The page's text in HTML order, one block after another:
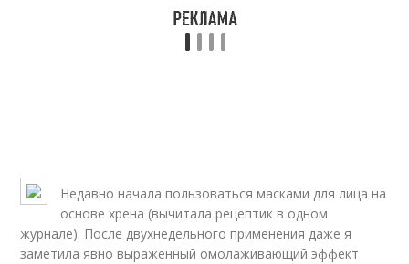
Недавно начала пользоваться масками для лица на
основе хрена (вычитала рецептик в одном
журнале). После двухнедельного применения даже я
заметила явно выраженный омолаживающий эффект